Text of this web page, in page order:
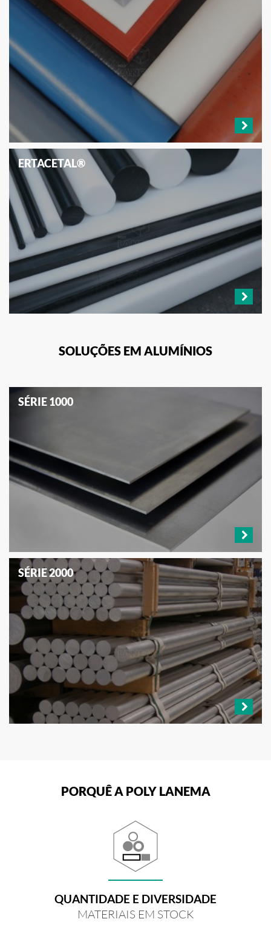
ERTACETAL®
SOLUÇÕES EM ALUMÍNIOS
SÉRIE 1000
SÉRIE 2000
PORQUÊ A POLY LANEMA
QUANTIDADE E DIVERSIDADE
MATERIAIS EM STOCK